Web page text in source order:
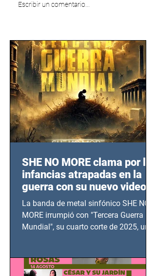
Escribir un comentario...
SHE NO MORE clama por las
infancias atrapadas en la
guerra con su nuevo video
TERCERA GUERRA
MUNDIAL
La banda de metal sinfónico SHE NO
MORE irrumpió con "Tercera Guerra
Mundial", su cuarto corte de 2025, un
bélicos.